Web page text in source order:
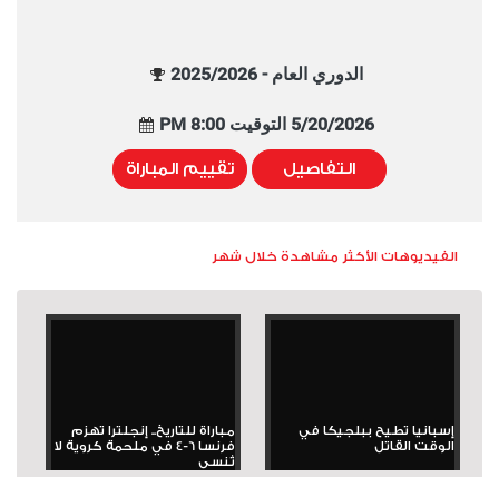
الدوري العام - 2025/2026
5/20/2026 التوقيت 8:00 PM
التفاصيل تقييم المباراة
الفيديوهات الأكثر مشاهدة خلال شهر
إسبانيا تطيح ببلجيكا في
الوقت القاتل
مباراة للتاريخ.. إنجلترا تهزم
فرنسا 6-4 في ملحمة كروية لا
تُنسى